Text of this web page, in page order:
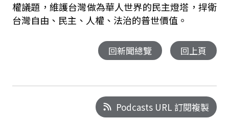
權議題，維護台灣做為華人世界的民主燈塔，捍衛
台灣自由、民主、人權、法治的普世價值。
回新聞總覽 回上頁
Podcasts URL 訂閱複製